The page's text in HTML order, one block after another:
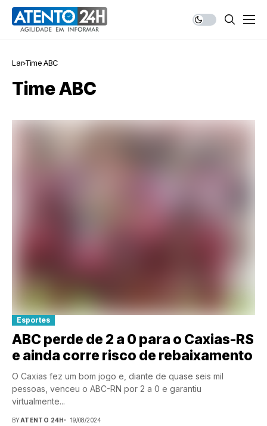
Lar Time ABC
Time ABC
Esportes
ABC perde de 2 a 0 para o Caxias-RS
e ainda corre risco de rebaixamento
O Caxias fez um bom jogo e, diante de quase seis mil
pessoas, venceu o ABC-RN por 2 a 0 e garantiu
virtualmente...
BYATENTO 24H 19/08/2024